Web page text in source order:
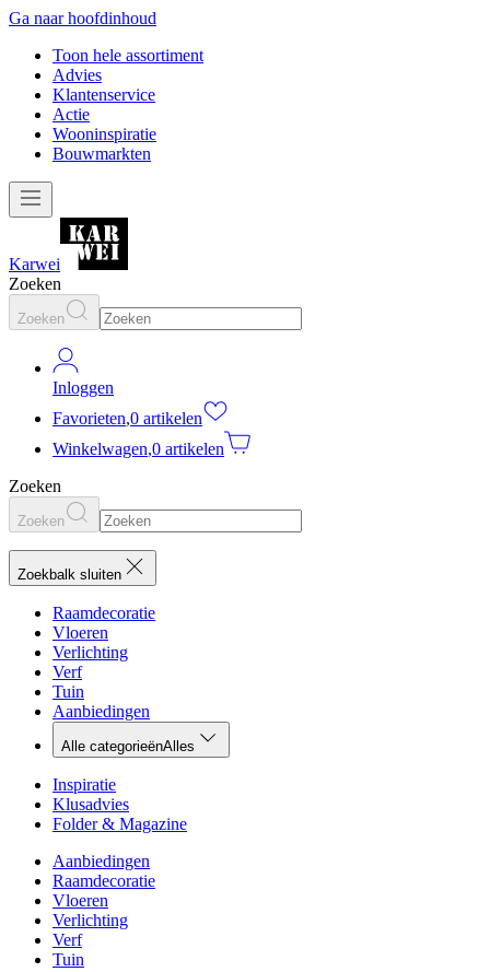
Ga naar hoofdinhoud
Toon hele assortiment
Advies
Klantenservice
Actie
Wooninspiratie
Bouwmarkten
Karwei
Zoeken
Zoeken
Inloggen
Favorieten,0 artikelen
Winkelwagen,0 artikelen
Zoeken
Zoeken
Zoekbalk sluiten
Raamdecoratie
Vloeren
Verlichting
Verf
Tuin
Aanbiedingen
Alle categorieënAlles
Inspiratie
Klusadvies
Folder & Magazine
Aanbiedingen
Raamdecoratie
Vloeren
Verlichting
Verf
Tuin